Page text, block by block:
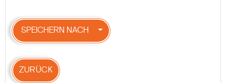
SPEICHERN NACH
ZURÜCK